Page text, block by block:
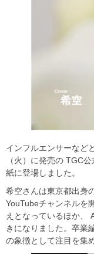
インフルエンサーなど
（火）に発売の TGC
紙に登場しました。
希空さんは東京都出身
YouTubeチャンネルを
えとなっているほか、
きになりました。卒業
の象徴として注目を集